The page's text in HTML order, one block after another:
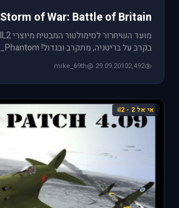
Storm of War: Battle of Britain
2,492
29.09.2010
·
@mike_69th
אי אל 2 - il2